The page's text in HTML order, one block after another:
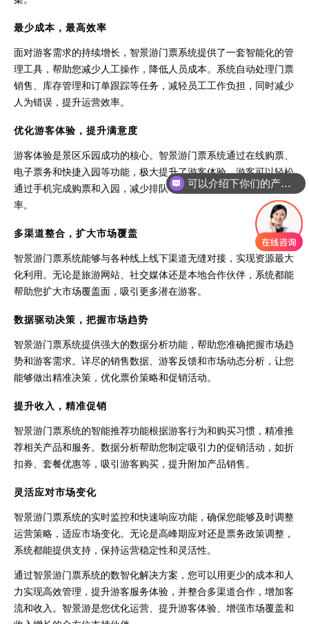
最少成本，最高效率
面对游客需求的持续增长，智景游门票系统提供了一套智能化的管
理工具，帮助您减少人工操作，降低人员成本。系统自动处理门票
销售、库存管理和订单跟踪等任务，减轻员工工作负担，同时减少
人为错误，提升运营效率。
优化游客体验，提升满意度
游客体验是景区乐园成功的核心。智景游门票系统通过在线购票、
电子票务和快捷入园等功能，极大提升了游客体验。游客可以轻松
通过手机完成购票和入园，减少排队等待时间，提升满意度和回头
率。
多渠道整合，扩大市场覆盖
智景游门票系统能够与各种线上线下渠道无缝对接，实现资源最大
化利用。无论是旅游网站、社交媒体还是本地合作伙伴，系统都能
帮助您扩大市场覆盖面，吸引更多潜在游客。
数据驱动决策，把握市场趋势
智景游门票系统提供强大的数据分析功能，帮助您准确把握市场趋
势和游客需求。详尽的销售数据、游客反馈和市场动态分析，让您
能够做出精准决策，优化票价策略和促销活动。
提升收入，精准促销
智景游门票系统的智能推荐功能根据游客行为和购买习惯，精准推
荐相关产品和服务。数据分析帮助您制定吸引力的促销活动，如折
扣券、套餐优惠等，吸引游客购买，提升附加产品销售。
灵活应对市场变化
智景游门票系统的实时监控和快速响应功能，确保您能够及时调整
运营策略，适应市场变化。无论是高峰期应对还是票务政策调整，
系统都能提供支持，保持运营稳定性和灵活性。
通过智景游门票系统的数智化解决方案，您可以用更少的成本和人
力实现高效管理，提升游客服务体验，并整合多渠道合作，增加客
流和收入。智景游是您优化运营、提升游客体验、增强市场覆盖和
可以介绍下你们的产品么